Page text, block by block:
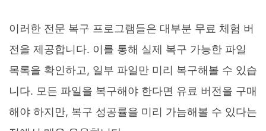
이러한 전문 복구 프로그램들은 대부분 무료 체험 버
전을 제공합니다. 이를 통해 실제 복구 가능한 파일
목록을 확인하고, 일부 파일만 미리 복구해볼 수 있습
니다. 모든 파일을 복구해야 한다면 유료 버전을 구매
해야 하지만, 복구 성공률을 미리 가늠해볼 수 있다는